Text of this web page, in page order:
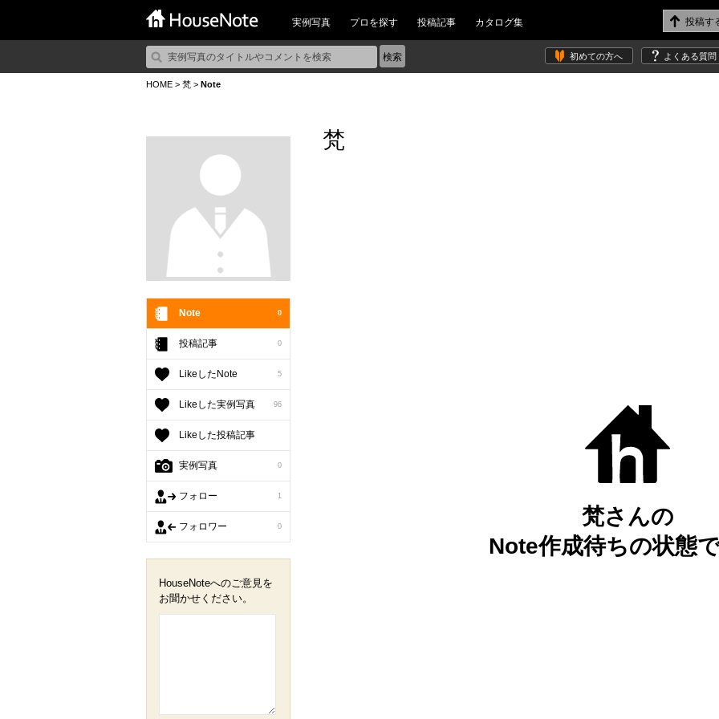
実例写真 プロを探す 投稿記事 カタログ集
初めての方へ よくある質問
HOME > 梵 > Note
Note 0
投稿記事 0
LikeしたNote 5
Likeした実例写真 96
Likeした投稿記事
実例写真 0
フォロー 1
フォロワー 0
HouseNoteへのご意見を
お聞かせください。
梵
梵さんの
Note作成待ちの状態